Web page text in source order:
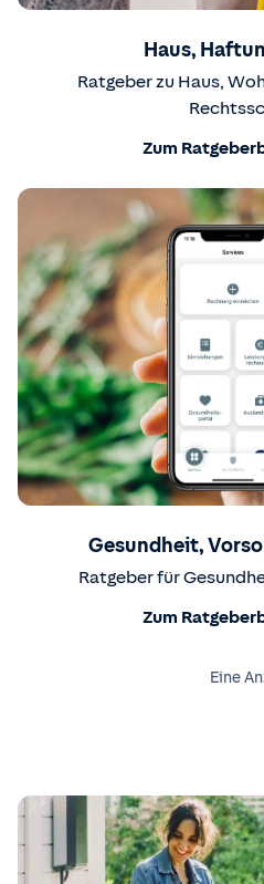
Haus,
Ratgeber zu Haus,
Zum
Gesundheit,
Ratgeber für
Zum
Eine